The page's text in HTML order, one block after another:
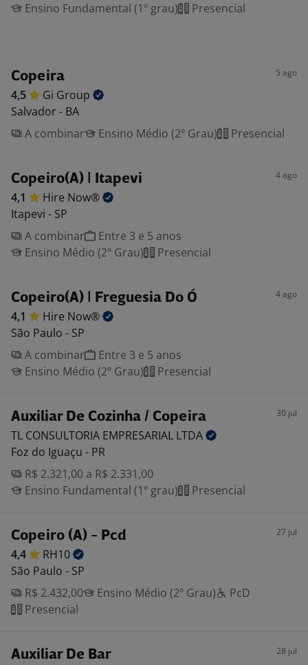
Ensino Fundamental (1º grau)
Presencial
Copeira 5 ago
4,5 Gi Group
Salvador - BA
A combinar
Ensino Médio (2º Grau) Presencial
Copeiro(A) | Itapevi 4 ago
4,1 Hire Now®
Itapevi - SP
A combinar
Entre 3 e 5 anos
Ensino Médio (2º Grau)
Presencial
Copeiro(A) | Freguesia Do Ó 4 ago
4,1 Hire Now®
São Paulo - SP
A combinar
Entre 3 e 5 anos
Ensino Médio (2º Grau)
Presencial
Auxiliar De Cozinha / Copeira 30 jul
TL CONSULTORIA EMPRESARIAL LTDA
Foz do Iguaçu - PR
R$ 2.321,00 a R$ 2.331,00
Ensino Fundamental (1º grau)
Presencial
Copeiro (A) - Pcd 27 jul
4,4
RH10
São Paulo - SP
R$ 2.432,00
Ensino Médio (2º Grau)
PcD
Presencial
Auxiliar De Bar 28 jul